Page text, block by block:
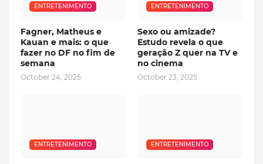
ENTRETENIMENTO
Fagner, Matheus e
Kauan e mais: o que
fazer no DF no fim de
semana
October 24, 2025
ENTRETENIMENTO
Sexo ou amizade?
Estudo revela o que
geração Z quer na TV e
no cinema
October 23, 2025
ENTRETENIMENTO ENTRETENIMENTO